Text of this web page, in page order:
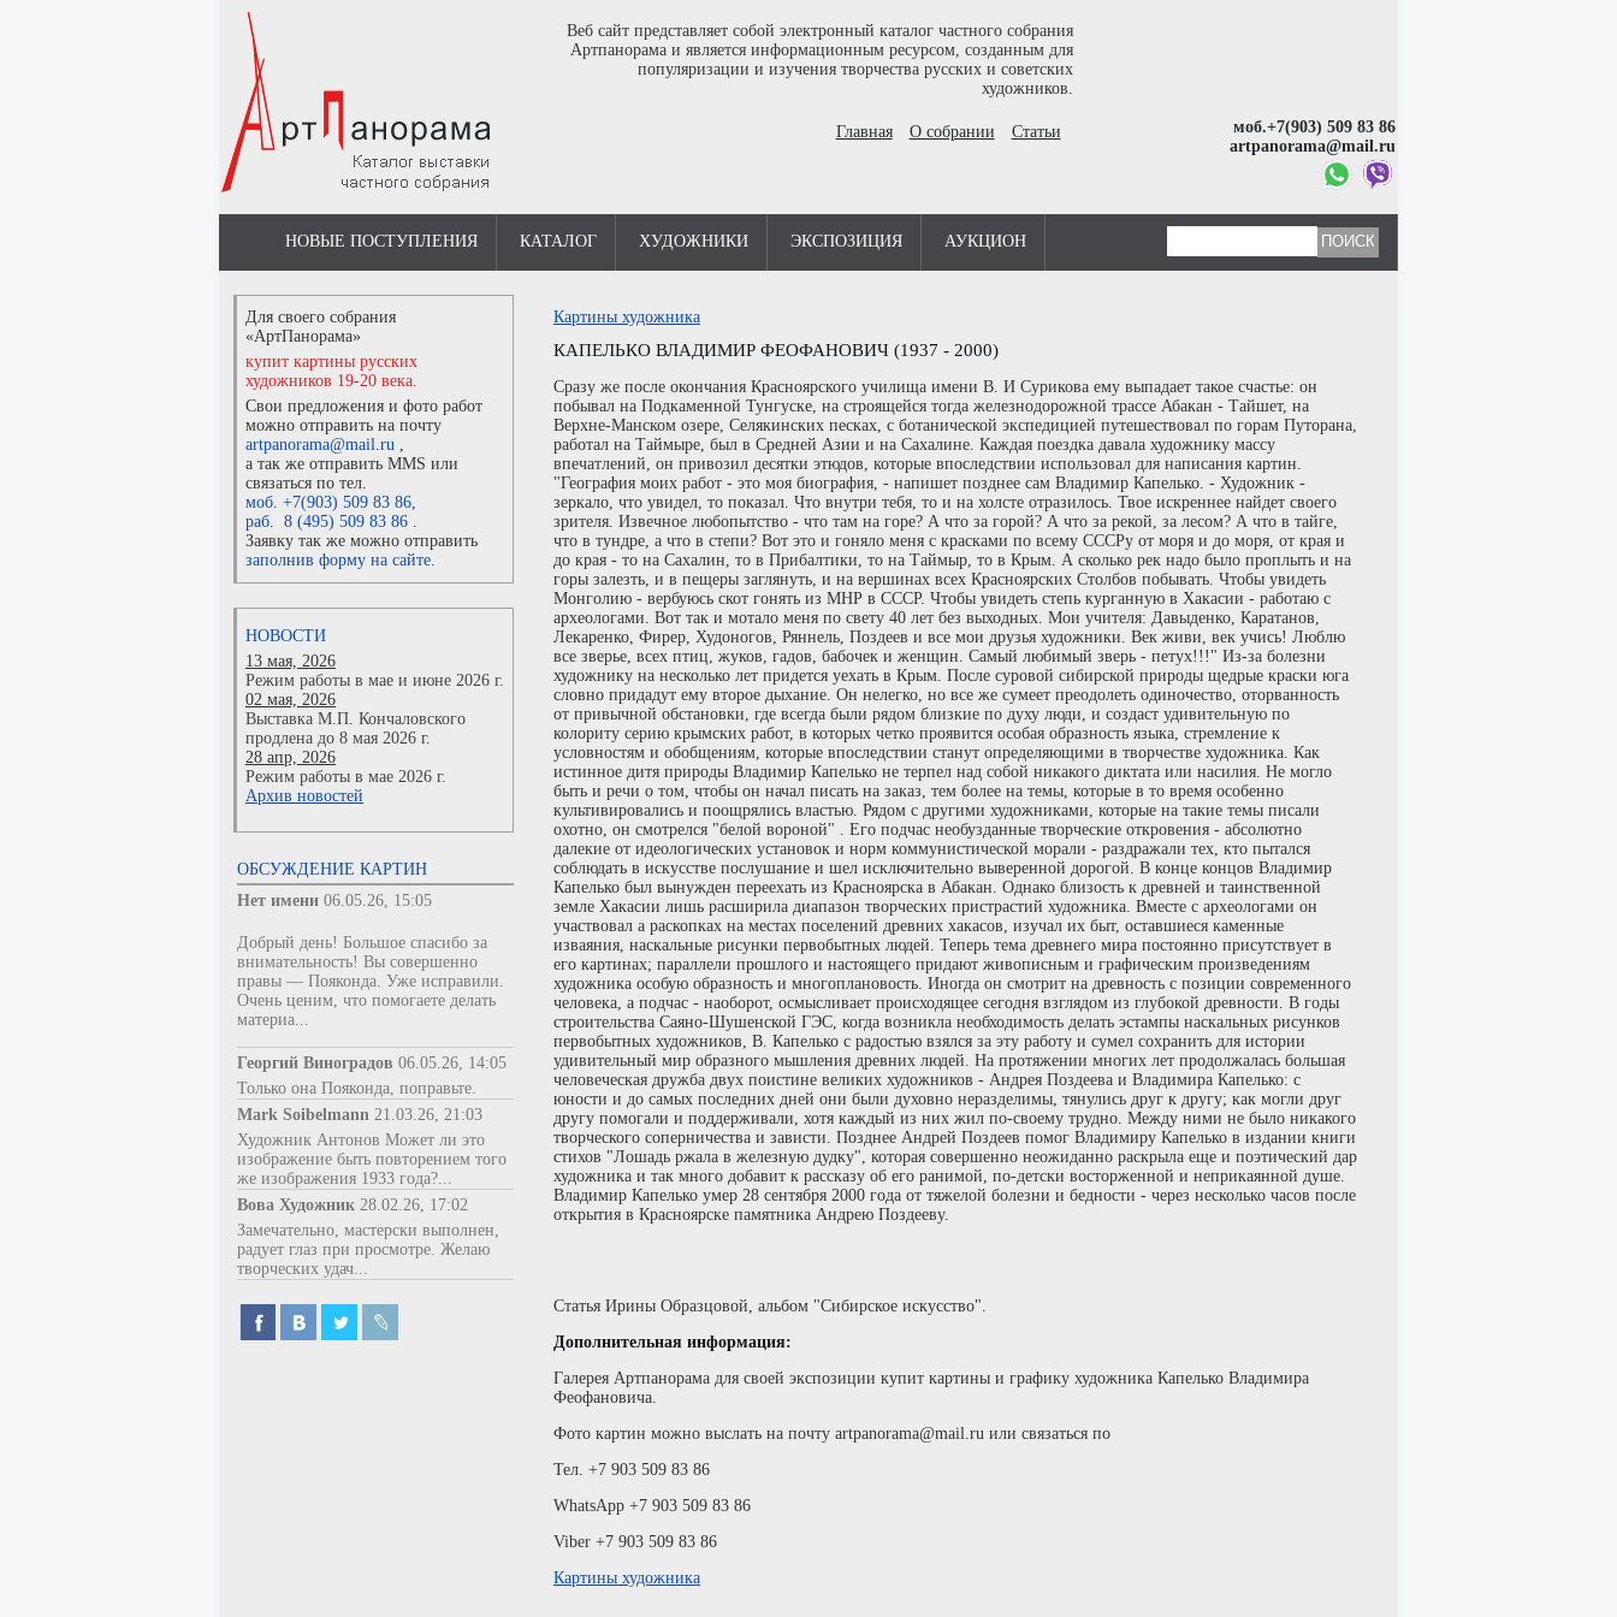
Веб сайт представляет собой электронный каталог частного собрания
Артпанорама и является информационным ресурсом, созданным для
популяризации и изучения творчества русских и советских
художников.
Главная О собрании Статьи
моб.+7(903) 509 83 86
artpanorama@mail.ru
НОВЫЕ ПОСТУПЛЕНИЯ КАТАЛОГ ХУДОЖНИКИ ЭКСПОЗИЦИЯ АУКЦИОН
Для своего собрания
«АртПанорама»
купит картины русских
художников 19-20 века.
Свои предложения и фото работ
можно отправить на почту
artpanorama@mail.ru ,
а так же отправить MMS или
связаться по тел.
моб. +7(903) 509 83 86,
раб. 8 (495) 509 83 86 .
Заявку так же можно отправить
заполнив форму на сайте.
НОВОСТИ
13 мая, 2026
Режим работы в мае и июне 2026 г.
02 мая, 2026
Выставка М.П. Кончаловского
продлена до 8 мая 2026 г.
28 апр, 2026
Режим работы в мае 2026 г.
Архив новостей
ОБСУЖДЕНИЕ КАРТИН
Нет имени 06.05.26, 15:05
Добрый день! Большое спасибо за
внимательность! Вы совершенно
правы — Пояконда. Уже исправили.
Очень ценим, что помогаете делать
материа...
Георгий Виноградов 06.05.26, 14:05
Только она Пояконда, поправьте.
Mark Soibelmann 21.03.26, 21:03
Художник Антонов Может ли это
изображение быть повторением того
же изображения 1933 года?...
Вова Художник 28.02.26, 17:02
Замечательно, мастерски выполнен,
радует глаз при просмотре. Желаю
творческих удач...
Картины художника
КАПЕЛЬКО ВЛАДИМИР ФЕОФАНОВИЧ (1937 - 2000)
Сразу же после окончания Красноярского училища имени В. И Сурикова ему выпадает такое счастье: он
побывал на Подкаменной Тунгуске, на строящейся тогда железнодорожной трассе Абакан - Тайшет, на
Верхне-Манском озере, Селякинских песках, с ботанической экспедицией путешествовал по горам Путорана,
работал на Таймыре, был в Средней Азии и на Сахалине. Каждая поездка давала художнику массу
впечатлений, он привозил десятки этюдов, которые впоследствии использовал для написания картин.
"География моих работ - это моя биография, - напишет позднее сам Владимир Капелько. - Художник -
зеркало, что увидел, то показал. Что внутри тебя, то и на холсте отразилось. Твое искреннее найдет своего
зрителя. Извечное любопытство - что там на горе? А что за горой? А что за рекой, за лесом? А что в тайге,
что в тундре, а что в степи? Вот это и гоняло меня с красками по всему СССРу от моря и до моря, от края и
до края - то на Сахалин, то в Прибалтики, то на Таймыр, то в Крым. А сколько рек надо было проплыть и на
горы залезть, и в пещеры заглянуть, и на вершинах всех Красноярских Столбов побывать. Чтобы увидеть
Монголию - вербуюсь скот гонять из МНР в СССР. Чтобы увидеть степь курганную в Хакасии - работаю с
археологами. Вот так и мотало меня по свету 40 лет без выходных. Мои учителя: Давыденко, Каратанов,
Лекаренко, Фирер, Худоногов, Ряннель, Поздеев и все мои друзья художники. Век живи, век учись! Люблю
все зверье, всех птиц, жуков, гадов, бабочек и женщин. Самый любимый зверь - петух!!!" Из-за болезни
художнику на несколько лет придется уехать в Крым. После суровой сибирской природы щедрые краски юга
словно придадут ему второе дыхание. Он нелегко, но все же сумеет преодолеть одиночество, оторванность
от привычной обстановки, где всегда были рядом близкие по духу люди, и создаст удивительную по
колориту серию крымских работ, в которых четко проявится особая образность языка, стремление к
условностям и обобщениям, которые впоследствии станут определяющими в творчестве художника. Как
истинное дитя природы Владимир Капелько не терпел над собой никакого диктата или насилия. Не могло
быть и речи о том, чтобы он начал писать на заказ, тем более на темы, которые в то время особенно
культивировались и поощрялись властью. Рядом с другими художниками, которые на такие темы писали
охотно, он смотрелся "белой вороной" . Его подчас необузданные творческие откровения - абсолютно
далекие от идеологических установок и норм коммунистической морали - раздражали тех, кто пытался
соблюдать в искусстве послушание и шел исключительно выверенной дорогой. В конце концов Владимир
Капелько был вынужден переехать из Красноярска в Абакан. Однако близость к древней и таинственной
земле Хакасии лишь расширила диапазон творческих пристрастий художника. Вместе с археологами он
участвовал а раскопках на местах поселений древних хакасов, изучал их быт, оставшиеся каменные
изваяния, наскальные рисунки первобытных людей. Теперь тема древнего мира постоянно присутствует в
его картинах; параллели прошлого и настоящего придают живописным и графическим произведениям
художника особую образность и многоплановость. Иногда он смотрит на древность с позиции современного
человека, а подчас - наоборот, осмысливает происходящее сегодня взглядом из глубокой древности. В годы
строительства Саяно-Шушенской ГЭС, когда возникла необходимость делать эстампы наскальных рисунков
первобытных художников, В. Капелько с радостью взялся за эту работу и сумел сохранить для истории
удивительный мир образного мышления древних людей. На протяжении многих лет продолжалась большая
человеческая дружба двух поистине великих художников - Андрея Поздеева и Владимира Капелько: с
юности и до самых последних дней они были духовно неразделимы, тянулись друг к другу; как могли друг
другу помогали и поддерживали, хотя каждый из них жил по-своему трудно. Между ними не было никакого
творческого соперничества и зависти. Позднее Андрей Поздеев помог Владимиру Капелько в издании книги
стихов "Лошадь ржала в железную дудку", которая совершенно неожиданно раскрыла еще и поэтический дар
художника и так много добавит к рассказу об его ранимой, по-детски восторженной и неприкаянной душе.
Владимир Капелько умер 28 сентября 2000 года от тяжелой болезни и бедности - через несколько часов после
открытия в Красноярске памятника Андрею Поздееву.
Статья Ирины Образцовой, альбом "Сибирское искусство".
Дополнительная информация:
Галерея Артпанорама для своей экспозиции купит картины и графику художника Капелько Владимира
Феофановича.
Фото картин можно выслать на почту artpanorama@mail.ru или связаться по
Тел. +7 903 509 83 86
WhatsApp +7 903 509 83 86
Viber +7 903 509 83 86
Картины художника